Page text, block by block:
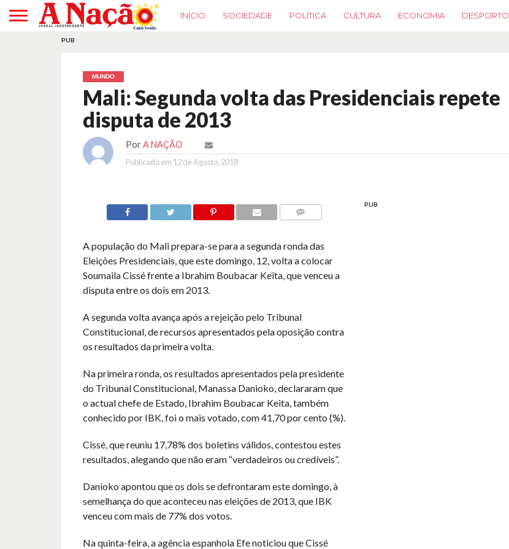
INÍCIO SOCIEDADE POLÍTICA CULTURA ECONOMIA DESPORTO
PUB
MUNDO
Mali: Segunda volta das Presidenciais repete
disputa de 2013
Por A NAÇÃO
Publicado em 12 de Agosto, 2018
A população do Mali prepara-se para a segunda ronda das
Eleições Presidenciais, que este domingo, 12, volta a colocar
Soumaila Cissé frente a Ibrahim Boubacar Keïta, que venceu a
disputa entre os dois em 2013.
A segunda volta avança após a rejeição pelo Tribunal
Constitucional, de recursos apresentados pela oposição contra
os resultados da primeira volta.
Na primeira ronda, os resultados apresentados pela presidente
do Tribunal Constitucional, Manassa Danioko, declararam que
o actual chefe de Estado, Ibrahim Boubacar Keita, também
conhecido por IBK, foi o mais votado, com 41,70 por cento (%).
Cissé, que reuniu 17,78% dos boletins válidos, contestou estes
resultados, alegando que não eram “verdadeiros ou credíveis”.
Danioko apontou que os dois se defrontaram este domingo, à
semelhança do que aconteceu nas eleições de 2013, que IBK
venceu com mais de 77% dos votos.
Na quinta-feira, a agência espanhola Efe noticiou que Cissé
PUB